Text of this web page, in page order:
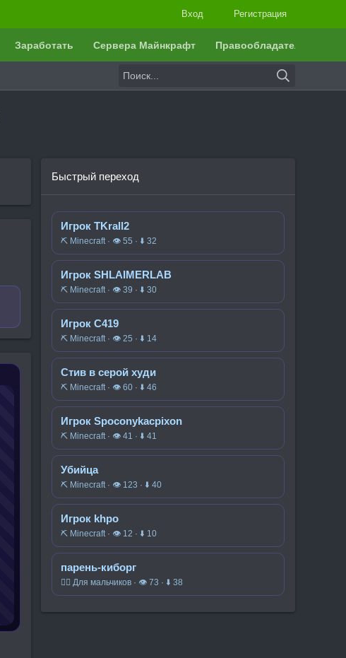
Вход Регистрация
Заработать Сервера Майнкрафт Правообладателям
Быстрый переход
Игрок TKrall2
⛏️ Minecraft · 👁 55 · ⬇ 32
Игрок SHLAIMERLAB
⛏️ Minecraft · 👁 39 · ⬇ 30
Игрок C419
⛏️ Minecraft · 👁 25 · ⬇ 14
Стив в серой худи
⛏️ Minecraft · 👁 60 · ⬇ 46
Игрок Spoconykacpixon
⛏️ Minecraft · 👁 41 · ⬇ 41
Убийца
⛏️ Minecraft · 👁 123 · ⬇ 40
Игрок khpo
⛏️ Minecraft · 👁 12 · ⬇ 10
парень-киборг
🧍‍♂️ Для мальчиков · 👁 73 · ⬇ 38